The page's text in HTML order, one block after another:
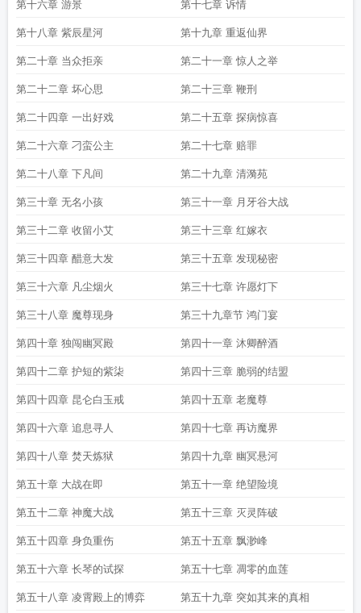
第十六章 游景 第十七章 诉情
第十八章 紫辰星河 第十九章 重返仙界
第二十章 当众拒亲 第二十一章 惊人之举
第二十二章 坏心思 第二十三章 鞭刑
第二十四章 一出好戏 第二十五章 探病惊喜
第二十六章 刁蛮公主 第二十七章 赔罪
第二十八章 下凡间 第二十九章 清漪苑
第三十章 无名小孩 第三十一章 月牙谷大战
第三十二章 收留小艾 第三十三章 红嫁衣
第三十四章 醋意大发 第三十五章 发现秘密
第三十六章 凡尘烟火 第三十七章 许愿灯下
第三十八章 魔尊现身 第三十九章节 鸿门宴
第四十章 独闯幽冥殿 第四十一章 沐卿醉酒
第四十二章 护短的紫柒 第四十三章 脆弱的结盟
第四十四章 昆仑白玉戒 第四十五章 老魔尊
第四十六章 追息寻人 第四十七章 再访魔界
第四十八章 焚天炼狱 第四十九章 幽冥悬河
第五十章 大战在即 第五十一章 绝望险境
第五十二章 神魔大战 第五十三章 灭灵阵破
第五十四章 身负重伤 第五十五章 飘渺峰
第五十六章 长琴的试探 第五十七章 凋零的血莲
第五十八章 凌霄殿上的博弈 第五十九章 突如其来的真相